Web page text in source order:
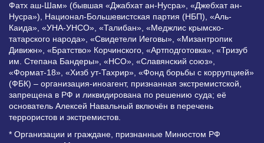
Фатх аш-Шам» (бывшая «Джабхат ан-Нусра», «Джебхат ан-
Нусра»), Национал-Большевистская партия (НБП), «Аль-
Каида», «УНА-УНСО», «Талибан», «Меджлис крымско-
татарского народа», «Свидетели Иеговы», «Мизантропик
Дивижн», «Братство» Корчинского, «Артподготовка», «Тризуб
им. Степана Бандеры», «НСО», «Славянский союз»,
«Формат-18», «Хизб ут-Тахрир», «Фонд борьбы с коррупцией»
(ФБК) – организация-иноагент, признанная экстремистской,
запрещена в РФ и ликвидирована по решению суда; её
основатель Алексей Навальный включён в перечень
террористов и экстремистов.
* Организации и граждане, признанные Минюстом РФ